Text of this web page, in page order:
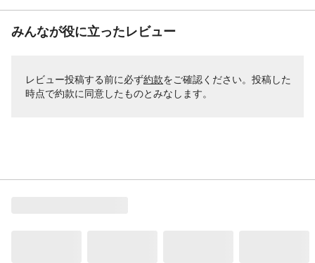
みんなが役に立ったレビュー
レビュー投稿する前に必ず約款をご確認ください。投稿した
時点で約款に同意したものとみなします。